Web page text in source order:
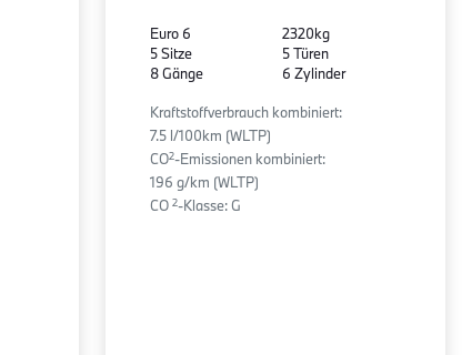
Euro 6
5 Sitze
8 Gänge
2320kg
5 Türen
6 Zylinder
Kraftstoffverbrauch kombiniert:
7.5 l/100km (WLTP)
CO2-Emissionen kombiniert:
196 g/km (WLTP)
CO 2-Klasse: G